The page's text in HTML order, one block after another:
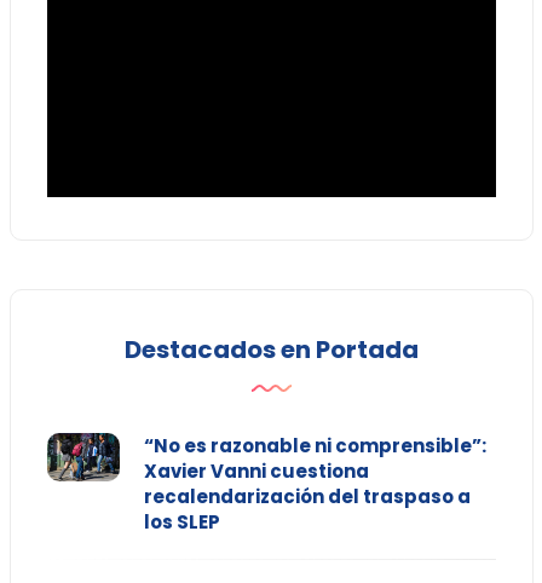
Destacados en Portada
“No es razonable ni comprensible”:
Xavier Vanni cuestiona
recalendarización del traspaso a
los SLEP